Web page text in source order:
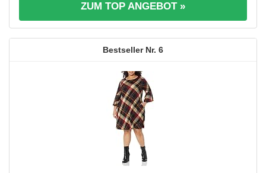
ZUM TOP ANGEBOT »
6